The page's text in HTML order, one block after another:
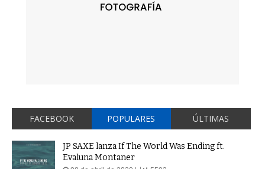
FACEBOOK POPULARES ÚLTIMAS
JP SAXE lanza If The World Was Ending ft.
Evaluna Montaner